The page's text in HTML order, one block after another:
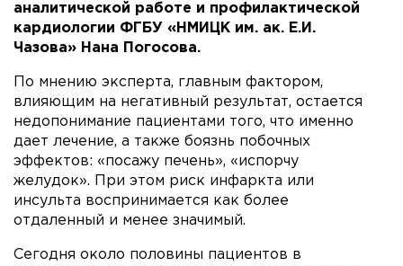
аналитической работе и профилактической
кардиологии ФГБУ «НМИЦК им. ак. Е.И.
Чазова» Нана Погосова.
По мнению эксперта, главным фактором,
влияющим на негативный результат, остается
недопонимание пациентами того, что именно
дает лечение, а также боязнь побочных
эффектов: «посажу печень», «испорчу
желудок». При этом риск инфаркта или
инсульта воспринимается как более
отдаленный и менее значимый.
Сегодня около половины пациентов в